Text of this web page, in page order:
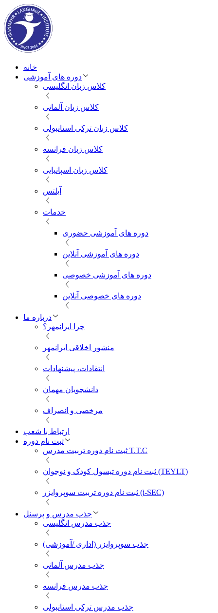
خانه
دوره های آموزشی
کلاس زبان انگلیسی
کلاس زبان آلمانی
کلاس زبان ترکی استانبولی
کلاس زبان فرانسه
کلاس زبان اسپانیایی
آیلتس
خدمات
دوره های آموزشی حضوری
دوره های آموزشی آنلاین
دوره های آموزشی خصوصی
دوره های خصوصی آنلاین
درباره ما
چرا ایرانمهر؟
منشور اخلاقی ایرانمهر
انتقادات، پیشنهادات
دانشجویان مهمان
مرخصی و انصراف
ارتباط با شعب
ثبت نام دوره
ثبت نام دوره تربیت مدرس T.T.C
ثبت نام دوره تیسول کودک و نوجوان (TEYLT)
ثبت نام دوره تربیت سوپروایزر (i-SEC)
جذب مدرس و پرسنل
جذب مدرس انگلیسی
جذب سوپروایزر (اداری /آموزشی)
جذب مدرس آلمانی
جذب مدرس فرانسه
جذب مدرس ترکی استانبولی